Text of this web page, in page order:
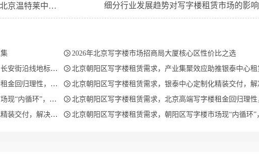
策激活企业入驻需求 细分行业发展趋势对写字楼租赁市场的影响
 2026年北京写字楼市场招商局大厦核心区性价比之选
写字楼的租赁全攻略  北京朝阳区写字楼租赁需求，产业集聚效应助推银泰中心租赁活跃度，入驻率持续
心价投资时机显现  北京朝阳区写字楼租赁需求，银泰中心定制化精装交付，解决企业办公租赁
心承接CBD升级需求  北京朝阳区写字楼租赁需求，北京高端写字楼租金回归理性，银泰中心价投资时机显
企业办公租赁痛点  北京朝阳区写字楼租赁需求，朝阳区写字楼市场现“内循环”，银泰中心承接CBD升级需